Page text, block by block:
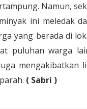
Namun,
ini meledak
yang berada di
puluhan warga
mengakibatkan
( Sabri )